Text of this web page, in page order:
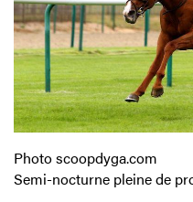
Photo scoopdyga.com
Semi-nocturne pleine de